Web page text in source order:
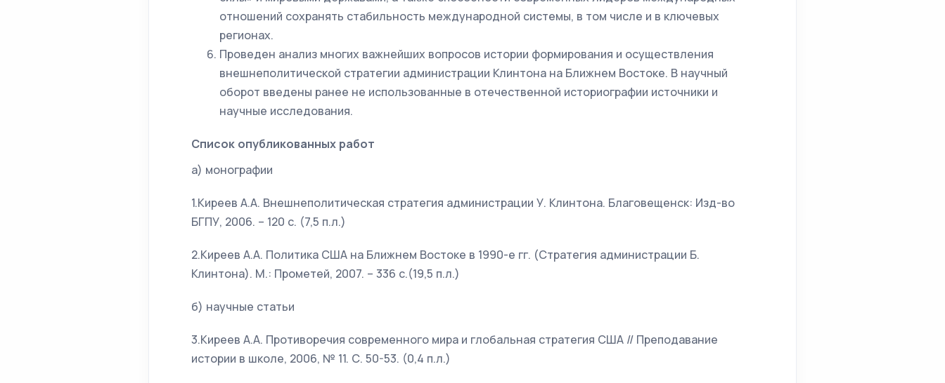
отношений сохранять стабильность международной системы, в том числе и в ключевых
регионах.
Проведен анализ многих важнейших вопросов истории формирования и осуществления
внешнеполитической стратегии администрации Клинтона на Ближнем Востоке. В научный
оборот введены ранее не использованные в отечественной историографии источники и
научные исследования.
Список опубликованных работ
а) монографии
1.Киреев А.А. Внешнеполитическая стратегия администрации У. Клинтона. Благовещенск: Изд-во
БГПУ, 2006. – 120 с. (7,5 п.л.)
2.Киреев А.А. Политика США на Ближнем Востоке в 1990-е гг. (Стратегия администрации Б.
Клинтона). М.: Прометей, 2007. – 336 с.(19,5 п.л.)
б) научные статьи
3.Киреев А.А. Противоречия современного мира и глобальная стратегия США // Преподавание
истории в школе, 2006, № 11. С. 50-53. (0,4 п.л.)